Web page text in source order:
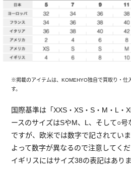
※掲載のアイテムは、KOMEHYO独自で買取り・仕
す。
国際基準は「XXS・XS・S・M・L・
ースのサイズはSやM、L、そして○
ですが、欧米では数字で記されてい
よって数字が異なるので注意してく
イギリスにはサイズ38の表記はありま